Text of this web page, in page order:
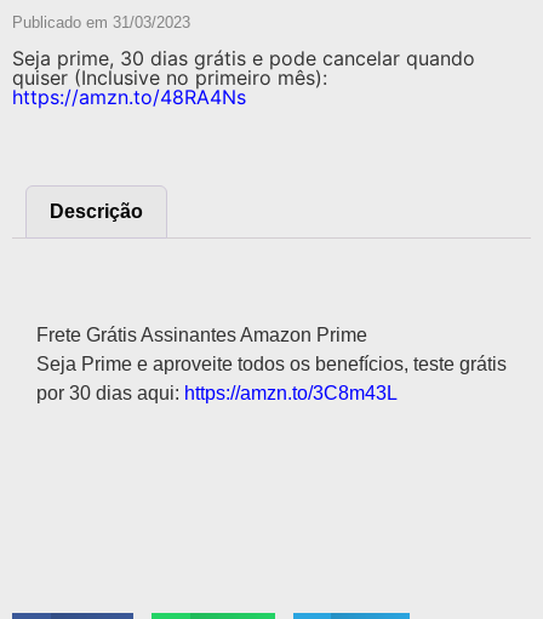
Publicado em 31/03/2023
Seja prime, 30 dias grátis e pode cancelar quando
quiser (Inclusive no primeiro mês):
https://amzn.to/48RA4Ns
Descrição
Frete Grátis Assinantes Amazon Prime
Seja Prime e aproveite todos os benefícios, teste grátis
por 30 dias aqui: https://amzn.to/3C8m43L